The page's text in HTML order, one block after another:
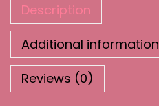
Description
Additional information
Reviews (0)